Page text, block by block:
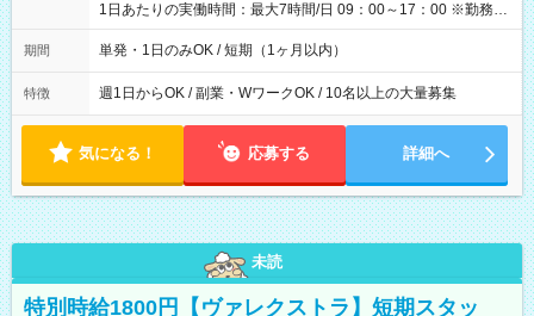
1日あたりの実働時間：最大7時間/日 09：00～17：00 ※勤務時
間は 試験により異なります。
期間 単発・1日のみOK / 短期（1ヶ月以内）
特徴 週1日からOK / 副業・WワークOK / 10名以上の大量募集
気になる！ 応募する 詳細へ
未読
特別時給1800円【ヴァレクストラ】短期スタッ